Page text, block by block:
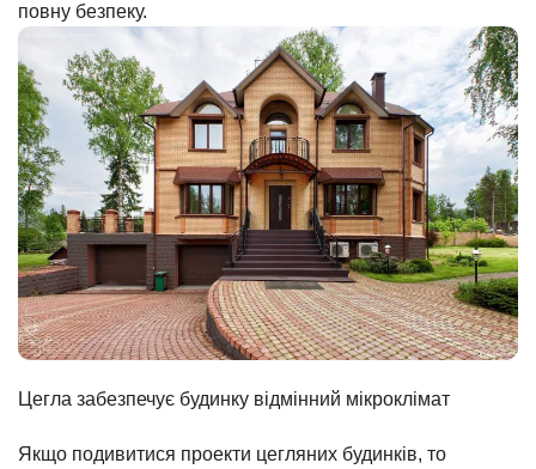
повну безпеку.
Цегла забезпечує будинку відмінний мікроклімат
Якщо подивитися проекти цегляних будинків, то